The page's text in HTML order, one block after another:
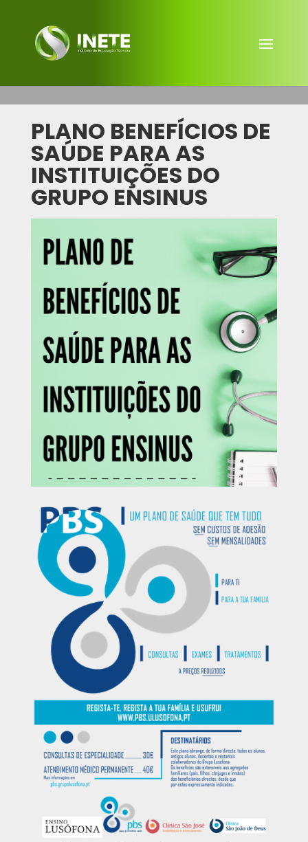
PLANO BENEFÍCIOS DE
SAÚDE PARA AS
INSTITUIÇÕES DO
GRUPO ENSINUS